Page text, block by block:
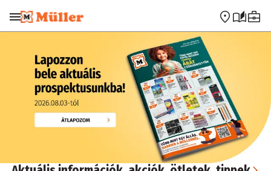
Ugrás a navigációra Ugrás a fő tartalomra